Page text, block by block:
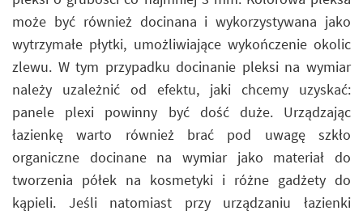
może być również docinana i wykorzystywana jako
wytrzymałe płytki, umożliwiające wykończenie okolic
zlewu. W tym przypadku docinanie pleksi na wymiar
należy uzależnić od efektu, jaki chcemy uzyskać:
panele plexi powinny być dość duże. Urządzając
łazienkę warto również brać pod uwagę szkło
organiczne docinane na wymiar jako materiał do
tworzenia półek na kosmetyki i różne gadżety do
kąpieli. Jeśli natomiast przy urządzaniu łazienki